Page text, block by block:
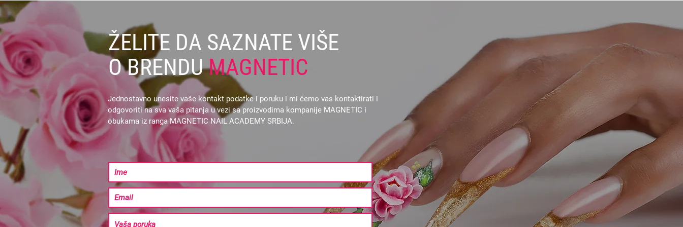
ŽELITE DA SAZNATE VIŠE
O BRENDUMAGNETIC
Jednostavno unesite vaše kontakt podatke i poruku i mi ćemo vas kontaktirati i
odgovoriti na sva vaša pitanja u vezi sa proizvodima kompanije MAGNETIC i
obukama iz ranga MAGNETIC NAIL ACADEMY SRBIJA.